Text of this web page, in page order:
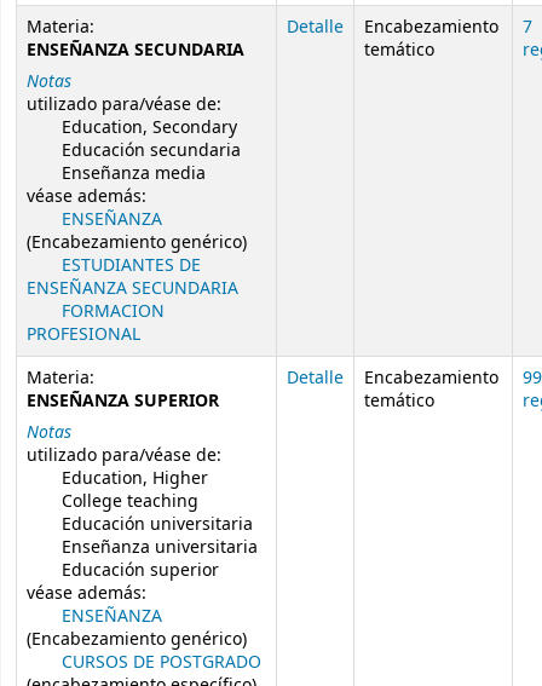
Materia:
ENSEÑANZA SECUNDARIA
Notas
utilizado para/véase de:
Education, Secondary
Educación secundaria
Enseñanza media
véase además:
ENSEÑANZA
(Encabezamiento genérico)
ESTUDIANTES DE
ENSEÑANZA SECUNDARIA
FORMACION
PROFESIONAL
Detalle
Encabezamiento
temático
7
Materia:
ENSEÑANZA SUPERIOR
Notas
utilizado para/véase de:
Education, Higher
College teaching
Educación universitaria
Enseñanza universitaria
Educación superior
véase además:
ENSEÑANZA
(Encabezamiento genérico)
CURSOS DE POSTGRADO
Detalle
Encabezamiento
temático
99